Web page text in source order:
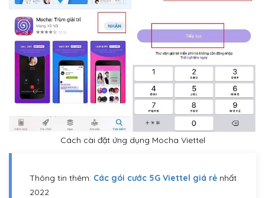
Cách cài đặt ứng dụng Mocha Viettel
Thông tin thêm: Các gói cước 5G Viettel giá rẻ nhất
2022